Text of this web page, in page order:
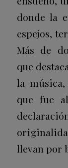
donde la
espejos,
Más de
que
la
que fue
llevan por